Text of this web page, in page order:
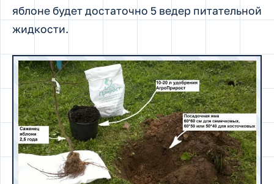
яблоне будет достаточно 5 ведер питательной
жидкости.